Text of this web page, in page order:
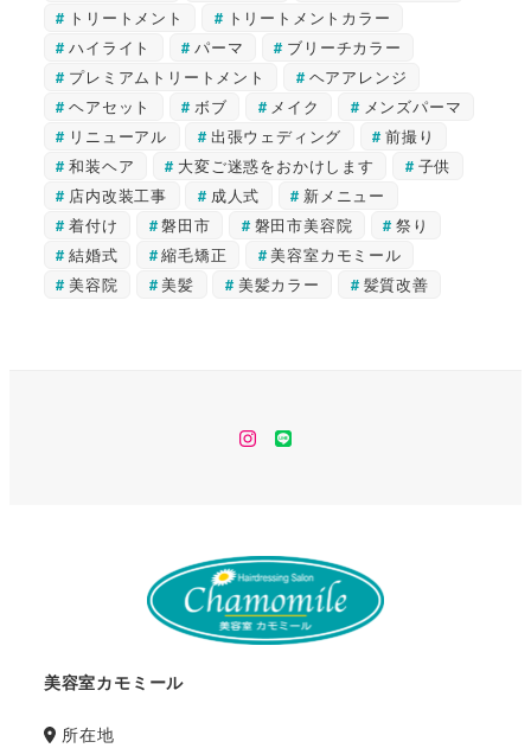
トリートメント
トリートメントカラー
ハイライト
パーマ
ブリーチカラー
プレミアムトリートメント
ヘアアレンジ
ヘアセット
ボブ メイク
メンズパーマ
リニューアル
出張ウェディング
前撮り
和装ヘア
大変ご迷惑をおかけします
子供
店内改装工事
成人式
新メニュー
着付け
磐田市 磐田市美容院
祭り
結婚式
縮毛矯正
美容室カモミール
美容院
美髪 美髪カラー 髪質改善
instagram
line
美容室カモミール
所在地